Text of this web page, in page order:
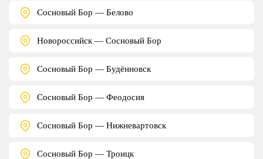
Сосновый Бор — Белово
Новороссийск — Сосновый Бор
Сосновый Бор — Будённовск
Сосновый Бор — Феодосия
Сосновый Бор — Нижневартовск
Сосновый Бор — Троицк